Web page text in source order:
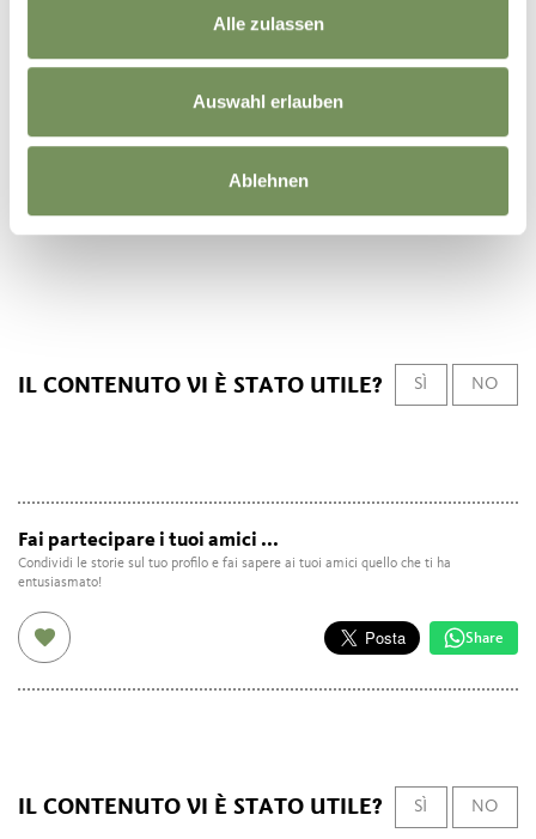
Alle zulassen
Auswahl erlauben
Ablehnen
"NUSSELER" - NOCINO
IL CONTENUTO VI È STATO UTILE? SÌ NO
Fai partecipare i tuoi amici ...
Condividi le storie sul tuo profilo e fai sapere ai tuoi amici quello che ti ha
entusiasmato!
Share
IL CONTENUTO VI È STATO UTILE? SÌ NO